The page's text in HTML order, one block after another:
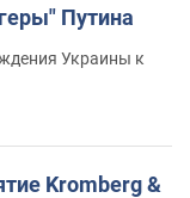
Путина
Украины к
Kromberg &